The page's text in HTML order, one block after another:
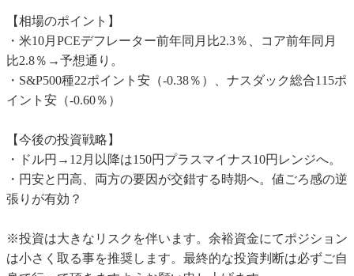
【相場のポイント】
・米10月PCEデフレーター前年同月比2.3％、コア前年同月
比2.8％→予想通り。
・S&P500種22ポイント安（-0.38％）、ナスダック総合115ポ
イント安（-0.60％）
【今後の投資戦略】
・ドル円→12月以降は150円プラスマイナス10円レンジへ。
・円安と円高、両方の要因が交錯する時期へ。値ごろ感の逆
張りが有効？
※投資は大きなリスクを伴います。余裕資金にてポジション
は小さく取る事を推奨します。最終的な投資判断は必ずご自